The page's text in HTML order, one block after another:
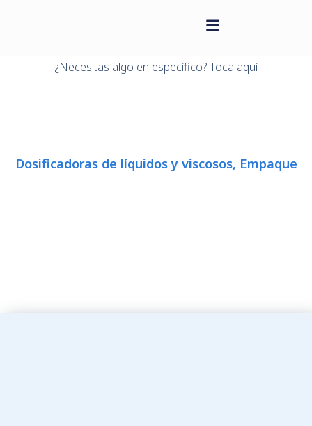
¿Necesitas algo en específico? Toca aquí
Dosificadoras de líquidos y viscosos, Empaque